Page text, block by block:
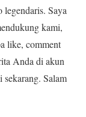
Saya
kami,
like, comment
Anda di akun
Salam